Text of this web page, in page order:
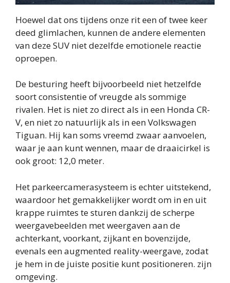
Hoewel dat ons tijdens onze rit een of twee keer
deed glimlachen, kunnen de andere elementen
van deze SUV niet dezelfde emotionele reactie
oproepen.
De besturing heeft bijvoorbeeld niet hetzelfde
soort consistentie of vreugde als sommige
rivalen. Het is niet zo direct als in een Honda CR-
V, en niet zo natuurlijk als in een Volkswagen
Tiguan. Hij kan soms vreemd zwaar aanvoelen,
waar je aan kunt wennen, maar de draaicirkel is
ook groot: 12,0 meter.
Het parkeercamerasysteem is echter uitstekend,
waardoor het gemakkelijker wordt om in en uit
krappe ruimtes te sturen dankzij de scherpe
weergavebeelden met weergaven aan de
achterkant, voorkant, zijkant en bovenzijde,
evenals een augmented reality-weergave, zodat
je hem in de juiste positie kunt positioneren. zijn
omgeving.